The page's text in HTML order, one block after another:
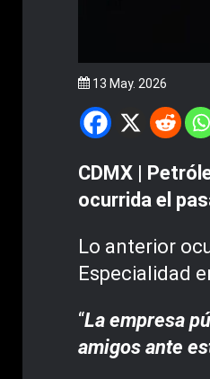
13 May. 2026
CDMX |
ocurrida el
Lo anterior
Especialidad
“La empresa
amigos ante